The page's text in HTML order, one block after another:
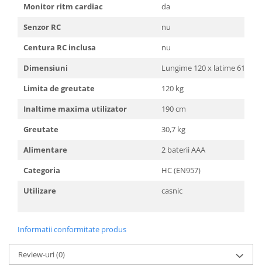
Monitor ritm cardiac
da
Senzor RC
nu
Centura RC inclusa
nu
Dimensiuni
Lungime 120 x latime 61 x
Limita de greutate
120 kg
Inaltime maxima utilizator
190 cm
Greutate
30,7 kg
Alimentare
2 baterii AAA
Categoria
HC (EN957)
Utilizare
casnic
Informatii conformitate produs
Review-uri(0)